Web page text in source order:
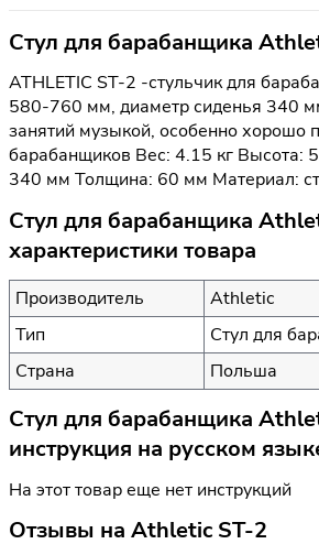
Стул для барабанщика
ATHLETIC ST-2 -стульчик для
580-760 мм, диаметр сиденья 340
занятий музыкой, особенно хорошо
барабанщиков Вес: 4.15 кг Высота:
340 мм Толщина: 60 мм Материал:
Стул для барабанщика
характеристики товара
Производитель
Athletic
Тип
Стул для
Страна
Польша
Стул для барабанщика
инструкция на русском
На этот товар еще нет инструкций
Отзывы на Athletic ST-2